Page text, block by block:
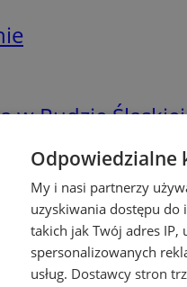
w Rudzie Śląskiej
pracy
Odpowiedzialne
My i nasi partnerzy
uzyskiwania dostępu do
takich jak Twój adres
spersonalizowanych
usług. Dostawcy stron